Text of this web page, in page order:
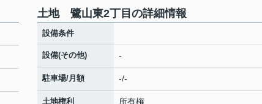
土地 鷺山東2丁目の詳細情報
設備条件
設備(その他) -
駐車場/月額 -/-
土地権利 所有権